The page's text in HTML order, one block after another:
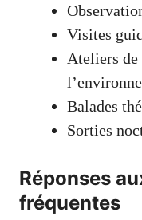
Visites
Ateliers
Balades
Sorties
Réponses
fréquentes